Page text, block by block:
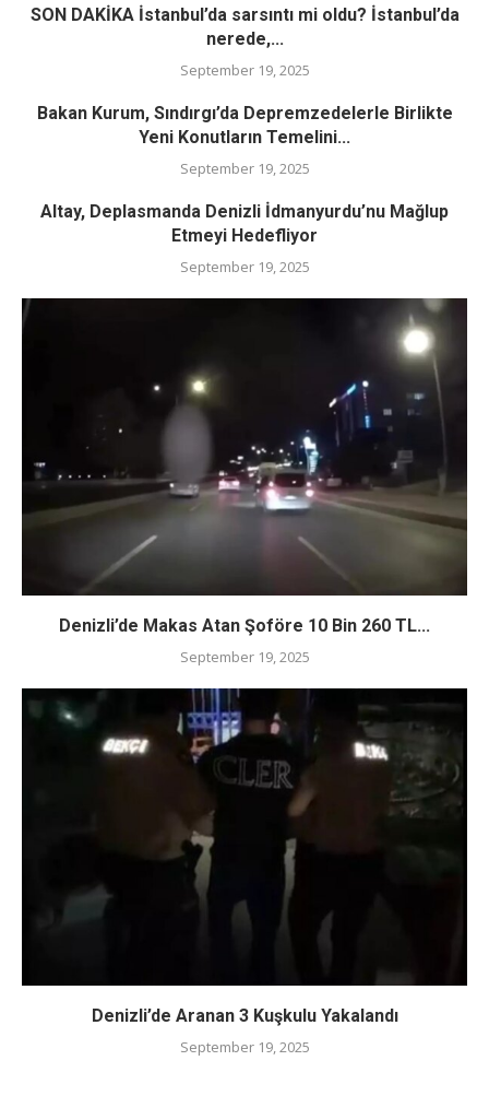
SON DAKİKA İstanbul’da sarsıntı mi oldu? İstanbul’da
nerede,...
September 19, 2025
Bakan Kurum, Sındırgı’da Depremzedelerle Birlikte
Yeni Konutların Temelini...
September 19, 2025
Altay, Deplasmanda Denizli İdmanyurdu’nu Mağlup
Etmeyi Hedefliyor
September 19, 2025
Denizli’de Makas Atan Şoföre 10 Bin 260 TL...
September 19, 2025
Denizli’de Aranan 3 Kuşkulu Yakalandı
September 19, 2025